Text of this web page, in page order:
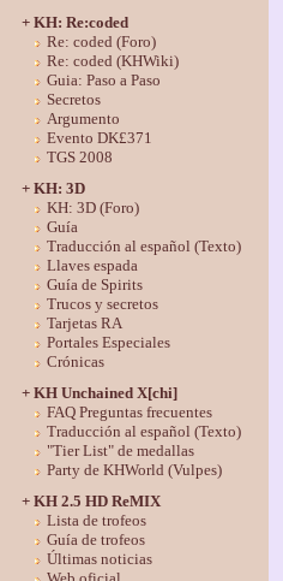
+ KH: Re:coded
Re: coded (Foro)
Re: coded (KHWiki)
Guia: Paso a Paso
Secretos
Argumento
Evento DK£371
TGS 2008
+ KH: 3D
KH: 3D (Foro)
Guía
Traducción al español (Texto)
Llaves espada
Guía de Spirits
Trucos y secretos
Tarjetas RA
Portales Especiales
Crónicas
+ KH Unchained X[chi]
FAQ Preguntas frecuentes
Traducción al español (Texto)
"Tier List" de medallas
Party de KHWorld (Vulpes)
+ KH 2.5 HD ReMIX
Lista de trofeos
Guía de trofeos
Últimas noticias